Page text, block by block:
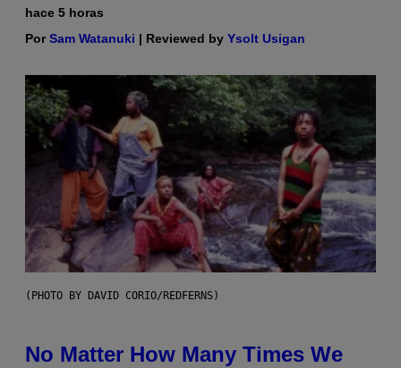
hace 5 horas
PorSam Watanuki | Reviewed by Ysolt Usigan
(PHOTO BY DAVID CORIO/REDFERNS)
No Matter How Many Times We